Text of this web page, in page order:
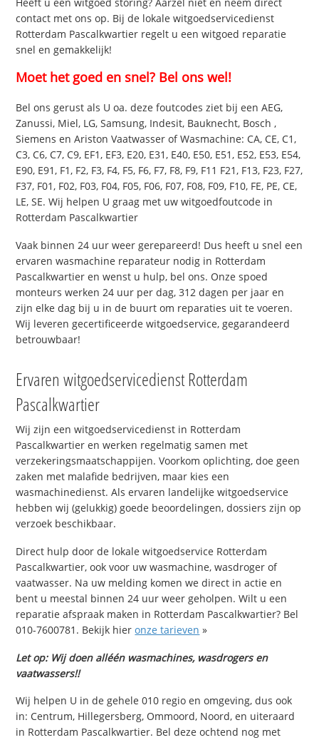
contact met ons op. Bij de lokale witgoedservicedienst
Rotterdam Pascalkwartier regelt u een witgoed reparatie
snel en gemakkelijk!
Moet het goed en snel? Bel ons wel!
Bel ons gerust als U oa. deze foutcodes ziet bij een AEG,
Zanussi, Miel, LG, Samsung, Indesit, Bauknecht, Bosch ,
Siemens en Ariston Vaatwasser of Wasmachine: CA, CE, C1,
C3, C6, C7, C9, EF1, EF3, E20, E31, E40, E50, E51, E52, E53, E54,
E90, E91, F1, F2, F3, F4, F5, F6, F7, F8, F9, F11 F21, F13, F23, F27,
F37, F01, F02, F03, F04, F05, F06, F07, F08, F09, F10, FE, PE, CE,
LE, SE. Wij helpen U graag met uw witgoedfoutcode in
Rotterdam Pascalkwartier
Vaak binnen 24 uur weer gerepareerd! Dus heeft u snel een
ervaren wasmachine reparateur nodig in Rotterdam
Pascalkwartier en wenst u hulp, bel ons. Onze spoed
monteurs werken 24 uur per dag, 312 dagen per jaar en
zijn elke dag bij u in de buurt om reparaties uit te voeren.
Wij leveren gecertificeerde witgoedservice, gegarandeerd
betrouwbaar!
Ervaren witgoedservicedienst Rotterdam
Pascalkwartier
Wij zijn een witgoedservicedienst in Rotterdam
Pascalkwartier en werken regelmatig samen met
verzekeringsmaatschappijen. Voorkom oplichting, doe geen
zaken met malafide bedrijven, maar kies een
wasmachinedienst. Als ervaren landelijke witgoedservice
hebben wij (gelukkig) goede beoordelingen, dossiers zijn op
verzoek beschikbaar.
Direct hulp door de lokale witgoedservice Rotterdam
Pascalkwartier, ook voor uw wasmachine, wasdroger of
vaatwasser. Na uw melding komen we direct in actie en
bent u meestal binnen 24 uur weer geholpen. Wilt u een
reparatie afspraak maken in Rotterdam Pascalkwartier? Bel
010-7600781. Bekijk hieronze tarieven »
Let op: Wij doen alléén wasmachines, wasdrogers en
vaatwassers!!
Wij helpen U in de gehele 010 regio en omgeving, dus ook
in: Centrum, Hillegersberg, Ommoord, Noord, en uiteraard
in Rotterdam Pascalkwartier. Bel deze ochtend nog met